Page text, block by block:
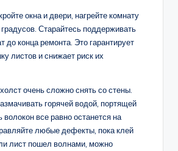
окна и двери, нагрейте комнату
Старайтесь поддерживать
до конца ремонта. Это гарантирует
листов и снижает риск их
очень сложно снять со стены.
горячей водой, портящей
волокон все равно останется на
любые дефекты, пока клей
лист пошел волнами, можно